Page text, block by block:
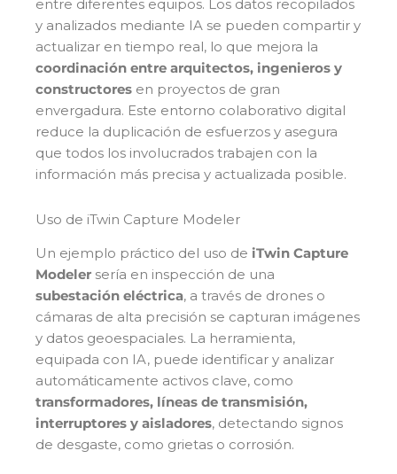
entre diferentes equipos. Los datos recopilados
y analizados mediante IA se pueden compartir y
actualizar en tiempo real, lo que mejora la
coordinación entre arquitectos, ingenieros y
constructores en proyectos de gran
envergadura. Este entorno colaborativo digital
reduce la duplicación de esfuerzos y asegura
que todos los involucrados trabajen con la
información más precisa y actualizada posible.
Uso de iTwin Capture Modeler
Un ejemplo práctico del uso de iTwin Capture
Modeler sería en inspección de una
subestación eléctrica, a través de drones o
cámaras de alta precisión se capturan imágenes
y datos geoespaciales. La herramienta,
equipada con IA, puede identificar y analizar
automáticamente activos clave, como
transformadores, líneas de transmisión,
interruptores y aisladores, detectando signos
de desgaste, como grietas o corrosión.